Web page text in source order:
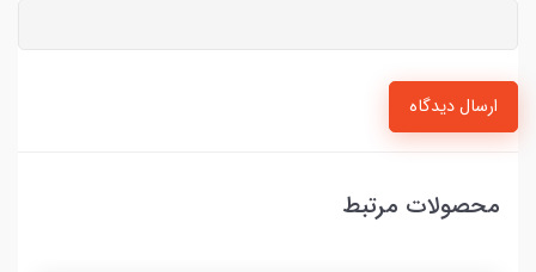
ارسال دیدگاه
محصولات مرتبط